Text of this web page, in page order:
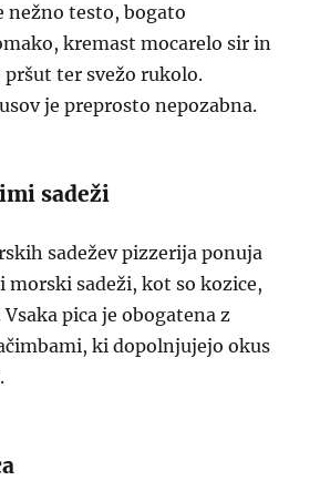
nežno testo, bogato
kremast mocarelo sir in
ter svežo rukolo.
je preprosto nepozabna.
sadeži
sadežev pizzerija ponuja
morski sadeži, kot so kozice,
pica je obogatena z
ki dopolnjujejo okus